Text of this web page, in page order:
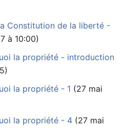
Constitution de la liberté -
à 10:00)
la propriété - introduction
la propriété - 1
la propriété - 4